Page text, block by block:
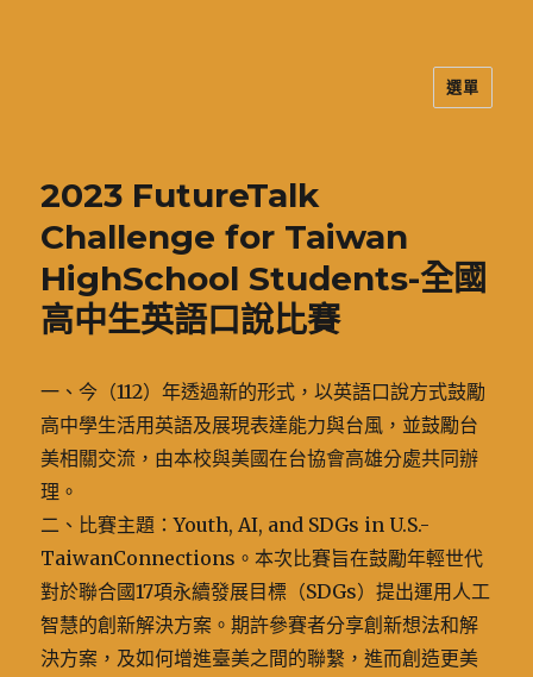
選單
2023 FutureTalk
Challenge for Taiwan
HighSchool Students-全國
高中生英語口說比賽
一、今（112）年透過新的形式，以英語口說方式鼓勵
高中學生活用英語及展現表達能力與台風，並鼓勵台
美相關交流，由本校與美國在台協會高雄分處共同辦
理。
二、比賽主題：Youth, AI, and SDGs in U.S.-
TaiwanConnections。本次比賽旨在鼓勵年輕世代
對於聯合國17項永續發展目標（SDGs）提出運用人工
智慧的創新解決方案。期許參賽者分享創新想法和解
決方案，及如何增進臺美之間的聯繫，進而創造更美